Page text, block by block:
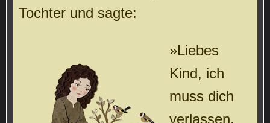
Tochter und sagte:
»Liebes
Kind, ich
muss dich
verlassen.